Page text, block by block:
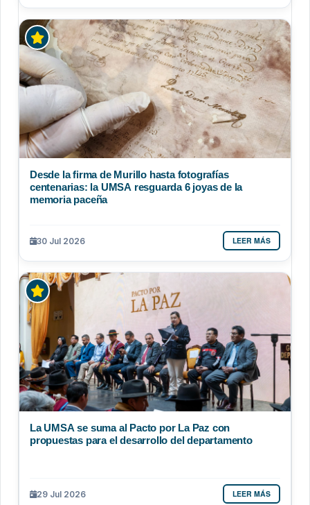
Desde la firma de Murillo hasta fotografías
centenarias: la UMSA resguarda 6 joyas de la
memoria paceña
30 Jul 2026 LEER MÁS
La UMSA se suma al Pacto por La Paz con
propuestas para el desarrollo del departamento
29 Jul 2026 LEER MÁS